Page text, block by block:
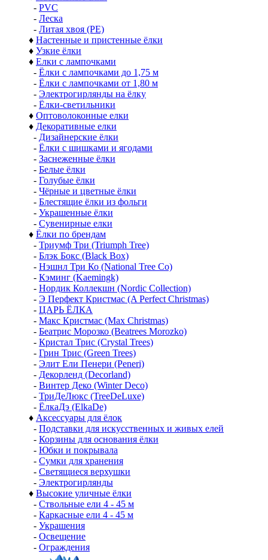
- PVC
- Леска
- Литая хвоя (РЕ)
♦ Настенные и пристенные ёлки
♦ Узкие ёлки
♦ Елки с лампочками
- Ёлки с лампочками до 1,75 м
- Ёлки с лампочками от 1,80 м
- Электрогирлянды на ёлку
- Ёлки-светильники
♦ Оптоволоконные елки
♦ Декоративные елки
- Дизайнерские ёлки
- Ёлки с шишками и ягодами
- Заснеженные ёлки
- Белые ёлки
- Голубые ёлки
- Чёрные и цветные ёлки
- Блестящие ёлки из фольги
- Украшенные ёлки
- Сувенирные елки
♦ Ёлки по брендам
- Триумф Три (Triumph Tree)
- Блэк Бокс (Black Box)
- Нэшнл Три Ко (National Tree Co)
- Кэминг (Kaemingk)
- Нордик Коллекшн (Nordic Collection)
- Э Перфект Кристмас (A Perfect Christmas)
- ЦАРЬ ЁЛКА
- Макс Кристмас (Max Christmas)
- Беатрис Морозко (Beatrees Morozko)
- Кристал Трис (Crystal Trees)
- Грин Трис (Green Trees)
- Элит Ели Пенери (Peneri)
- Декорленд (Decorland)
- Винтер Деко (Winter Deco)
- ТриДеЛюкс (TreeDeLuxe)
- ЁлкаДэ (ElkaDe)
♦ Аксессуары для ёлок
- Подставки для искусственных и живых елей
- Корзины для основания ёлки
- Юбки и покрывала
- Сумки для хранения
- Светящиеся верхушки
- Электрогирлянды
♦ Высокие уличные ёлки
- Ствольные ели 4 - 45 м
- Каркасные ели 4 - 45 м
- Украшения
- Освещение
- Ограждения